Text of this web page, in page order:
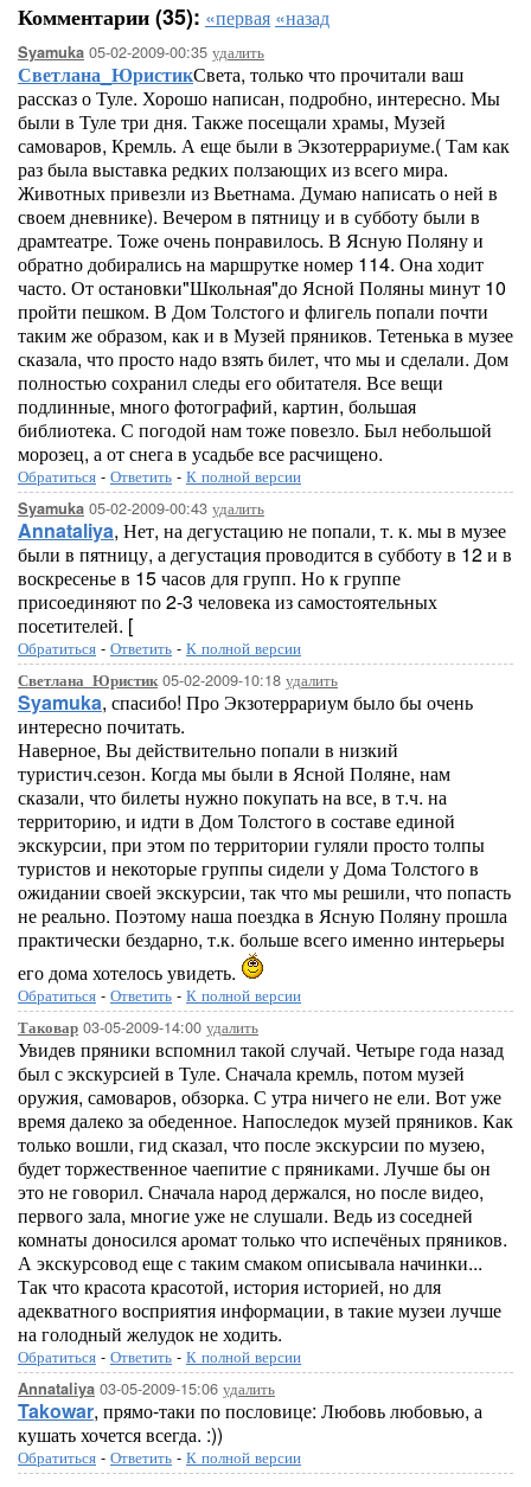
Комментарии (35): «первая «назад
Syamuka 05-02-2009-00:35 удалить
Светлана_ЮристикСвета, только что прочитали ваш
рассказ о Туле. Хорошо написан, подробно, интересно. Мы
были в Туле три дня. Также посещали храмы, Музей
самоваров, Кремль. А еще были в Экзотеррариуме.( Там как
раз была выставка редких ползающих из всего мира.
Животных привезли из Вьетнама. Думаю написать о ней в
своем дневнике). Вечером в пятницу и в субботу были в
драмтеатре. Тоже очень понравилось. В Ясную Поляну и
обратно добирались на маршрутке номер 114. Она ходит
часто. От остановки"Школьная"до Ясной Поляны минут 10
пройти пешком. В Дом Толстого и флигель попали почти
таким же образом, как и в Музей пряников. Тетенька в музее
сказала, что просто надо взять билет, что мы и сделали. Дом
полностью сохранил следы его обитателя. Все вещи
подлинные, много фотографий, картин, большая
библиотека. С погодой нам тоже повезло. Был небольшой
морозец, а от снега в усадьбе все расчищено.
Обратиться - Ответить - К полной версии
Syamuka 05-02-2009-00:43 удалить
Annataliya, Нет, на дегустацию не попали, т. к. мы в музее
были в пятницу, а дегустация проводится в субботу в 12 и в
воскресенье в 15 часов для групп. Но к группе
присоединяют по 2-3 человека из самостоятельных
посетителей. [
Обратиться - Ответить - К полной версии
Светлана_Юристик05-02-2009-10:18 удалить
Syamuka, спасибо! Про Экзотеррариум было бы очень
интересно почитать.
Наверное, Вы действительно попали в низкий
туристич.сезон. Когда мы были в Ясной Поляне, нам
сказали, что билеты нужно покупать на все, в т.ч. на
территорию, и идти в Дом Толстого в составе единой
экскурсии, при этом по территории гуляли просто толпы
туристов и некоторые группы сидели у Дома Толстого в
ожидании своей экскурсии, так что мы решили, что попасть
не реально. Поэтому наша поездка в Ясную Поляну прошла
практически бездарно, т.к. больше всего именно интерьеры
его дома хотелось увидеть.
Обратиться - Ответить - К полной версии
Таковар 03-05-2009-14:00 удалить
Увидев пряники вспомнил такой случай. Четыре года назад
был с экскурсией в Туле. Сначала кремль, потом музей
оружия, самоваров, обзорка. С утра ничего не ели. Вот уже
время далеко за обеденное. Напоследок музей пряников. Как
только вошли, гид сказал, что после экскурсии по музею,
будет торжественное чаепитие с пряниками. Лучше бы он
это не говорил. Сначала народ держался, но после видео,
первого зала, многие уже не слушали. Ведь из соседней
комнаты доносился аромат только что испечёных пряников.
А экскурсовод еще с таким смаком описывала начинки...
Так что красота красотой, история историей, но для
адекватного восприятия информации, в такие музеи лучше
на голодный желудок не ходить.
Обратиться - Ответить - К полной версии
Annataliya 03-05-2009-15:06 удалить
Takowar, прямо-таки по пословице: Любовь любовью, а
кушать хочется всегда. :))
Обратиться - Ответить - К полной версии